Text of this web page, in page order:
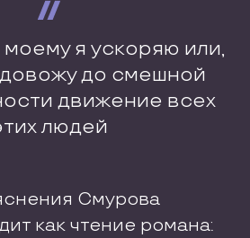
я ускоряю или,
до смешной
движение всех
людей
Смурова
как чтение романа: